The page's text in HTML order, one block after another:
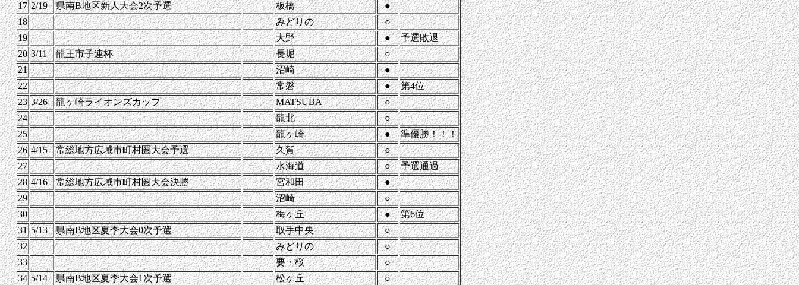
17 2/19 県南B地区新人大会2次予選 板橋
●
18
みどりの
○
19
大野 ●
予選敗退
20 3/11 龍王市子連杯 長堀
○
21
沼崎
●
22
常磐 ●
第4位
23 3/26 龍ヶ崎ライオンズカップ MATSUBA
○
24
龍北
○
25
龍ヶ崎 ●
準優勝！！！
26 4/15 常総地方広域市町村圏大会予選 久賀
○
27
水海道 ○
予選通過
28 4/16 常総地方広域市町村圏大会決勝 宮和田
●
29
沼崎
○
30
梅ヶ丘 ●
第6位
31 5/13 県南B地区夏季大会0次予選 取手中央
○
32
みどりの
○
33
要・桜
○
34 5/14 県南B地区夏季大会1次予選 松ヶ丘
○